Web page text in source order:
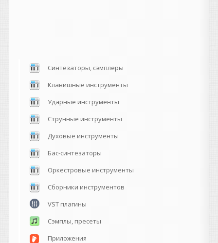
Синтезаторы, сэмплеры
Клавишные инструменты
Ударные инструменты
Струнные инструменты
Духовые инструменты
Бас-синтезаторы
Оркестровые инструменты
Сборники инструментов
VST плагины
Сэмплы, пресеты
Приложения